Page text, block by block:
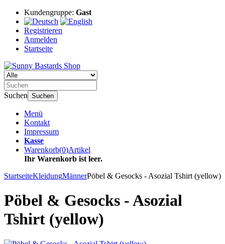
Kundengruppe: Gast
Registrieren
Anmelden
Startseite
Suchen Suchen
Menü
Kontakt
Impressum
Kasse
Warenkorb(0)Artikel
Ihr Warenkorb ist leer.
StartseiteKleidungMännerPöbel & Gesocks - Asozial Tshirt (yellow)
Pöbel & Gesocks - Asozial
Tshirt (yellow)